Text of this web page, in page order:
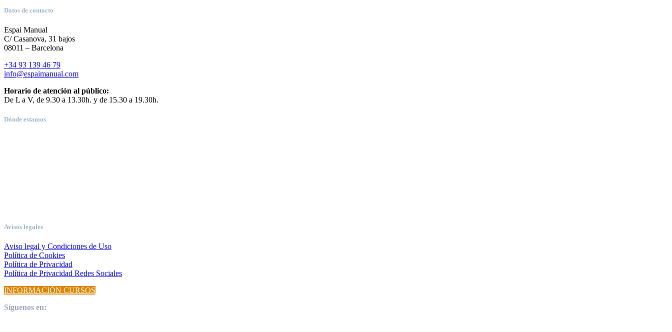
Datos de contacto
Espai Manual
C/ Casanova, 31 bajos
08011 – Barcelona
+34 93 139 46 79
info@espaimanual.com
Horario de atención al público:
De L a V, de 9.30 a 13.30h. y de 15.30 a 19.30h.
Dónde estamos
Avisos legales
Aviso legal y Condiciones de Uso
Política de Cookies
Política de Privacidad
Política de Privacidad Redes Sociales
INFORMACIÓN CURSOS
Síguenos en: